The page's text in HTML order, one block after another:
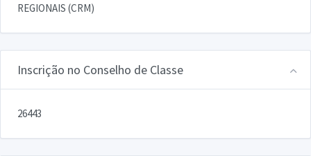
REGIONAIS (CRM)
Inscrição no Conselho de Classe
26443